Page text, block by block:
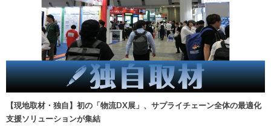
【現地取材・独自】初の「物流DX展」、サプライチェーン全体の最適化
支援ソリューションが集結